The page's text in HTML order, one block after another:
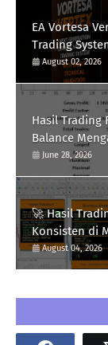
EA Vortesa
Trading
August 02, 2026
Hasil Trading
Balance
Strategi
June 28, 2026
🚀 Hasil
Konsisten di
XAUUSD
August 04, 2026